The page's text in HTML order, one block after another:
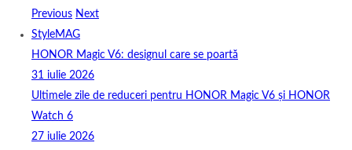
Previous Next
StyleMAG
HONOR Magic V6: designul care se poartă
31 iulie 2026
Ultimele zile de reduceri pentru HONOR Magic V6 și HONOR
Watch 6
27 iulie 2026